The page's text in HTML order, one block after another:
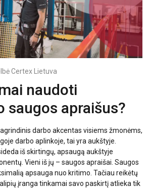
Certex Lietuva
naudoti
saugos apraišus?
darbo akcentas visiems žmonėms,
darbo aplinkoje, tai yra aukštyje.
iš skirtingų, apsaugą aukštyje
Vieni iš jų – saugos apraišai. Saugos
apsauga nuo kritimo. Tačiau reikėtų
įranga tinkamai savo paskirtį atlieka tik